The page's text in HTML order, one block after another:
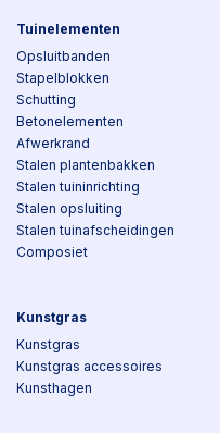
Tuinelementen
Opsluitbanden
Stapelblokken
Schutting
Betonelementen
Afwerkrand
Stalen plantenbakken
Stalen tuininrichting
Stalen opsluiting
Stalen tuinafscheidingen
Composiet
Kunstgras
Kunstgras
Kunstgras accessoires
Kunsthagen